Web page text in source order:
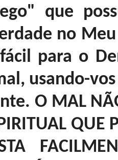
que
no
para o
usando-
O MAL
QUE